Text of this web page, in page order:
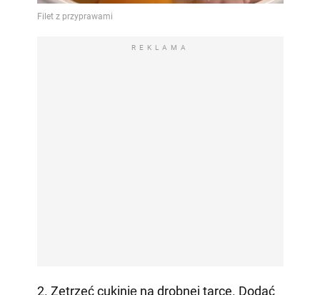
REKLAMA
2. Zetrzeć cukinię na drobnej tarce. Dodać